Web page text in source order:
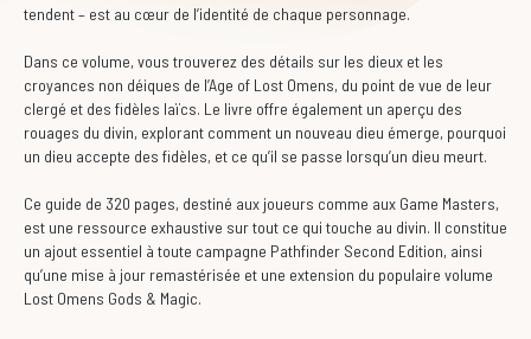
tendent – est au cœur de l’identité de chaque personnage.
Dans ce volume, vous trouverez des détails sur les dieux et les
croyances non déiques de l’Age of Lost Omens, du point de vue de leur
clergé et des fidèles laïcs. Le livre offre également un aperçu des
rouages du divin, explorant comment un nouveau dieu émerge, pourquoi
un dieu accepte des fidèles, et ce qu’il se passe lorsqu’un dieu meurt.
Ce guide de 320 pages, destiné aux joueurs comme aux Game Masters,
est une ressource exhaustive sur tout ce qui touche au divin. Il constitue
un ajout essentiel à toute campagne Pathfinder Second Edition, ainsi
qu’une mise à jour remastérisée et une extension du populaire volume
Lost Omens Gods & Magic.